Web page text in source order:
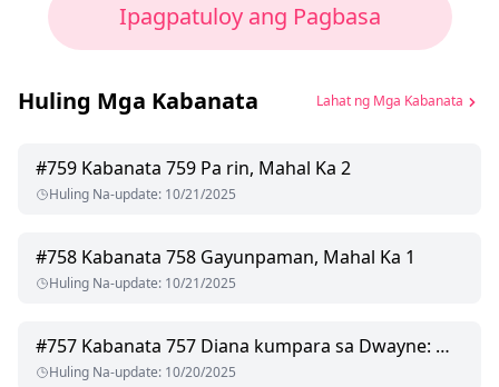
Ipagpatuloy ang Pagbasa
Huling Mga Kabanata Lahat ng Mga Kabanata
#759 Kabanata 759 Pa rin, Mahal Ka 2
Huling Na-update: 10/21/2025
#758 Kabanata 758 Gayunpaman, Mahal Ka 1
Huling Na-update: 10/21/2025
#757 Kabanata 757 Diana kumpara sa Dwayne: Mga Mata na Pumula ng Emosyon 3
Huling Na-update: 10/20/2025